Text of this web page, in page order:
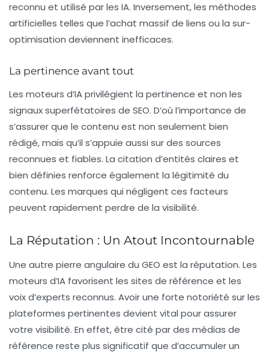
reconnu et utilisé par les IA. Inversement, les méthodes
artificielles telles que l’achat massif de liens ou la sur-
optimisation deviennent inefficaces.
La pertinence avant tout
Les moteurs d’IA privilégient la pertinence et non les
signaux superfétatoires de SEO. D’où l’importance de
s’assurer que le contenu est non seulement bien
rédigé, mais qu’il s’appuie aussi sur des sources
reconnues et fiables. La citation d’entités claires et
bien définies renforce également la légitimité du
contenu. Les marques qui négligent ces facteurs
peuvent rapidement perdre de la visibilité.
La Réputation : Un Atout Incontournable
Une autre pierre angulaire du GEO est la réputation. Les
moteurs d’IA favorisent les sites de référence et les
voix d’experts reconnus. Avoir une forte notoriété sur les
plateformes pertinentes devient vital pour assurer
votre visibilité. En effet, être cité par des médias de
référence reste plus significatif que d’accumuler un